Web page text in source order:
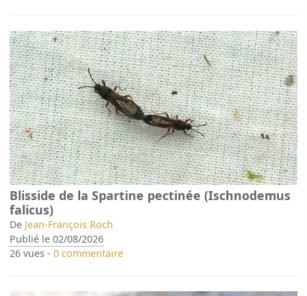
Blisside de la Spartine pectinée (Ischnodemus
falicus)
De Jean-François Roch
Publié le 02/08/2026
26 vues -0 commentaire